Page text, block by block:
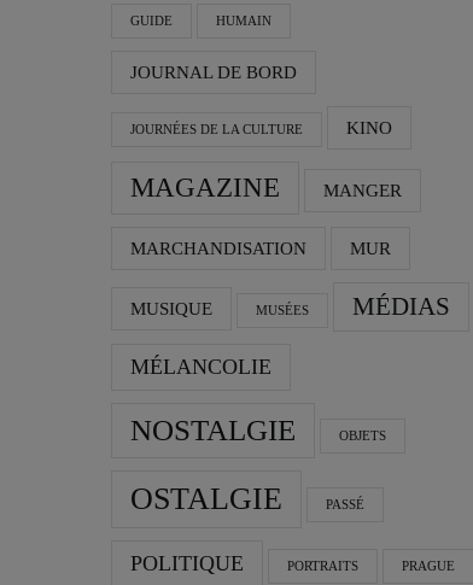
GUIDE HUMAIN
JOURNAL DE BORD
JOURNÉES DE LA CULTURE KINO
MAGAZINE MANGER
MARCHANDISATION MUR
MUSIQUE MUSÉES MÉDIAS
MÉLANCOLIE
NOSTALGIE OBJETS
OSTALGIE PASSÉ
POLITIQUE PORTRAITS PRAGUE